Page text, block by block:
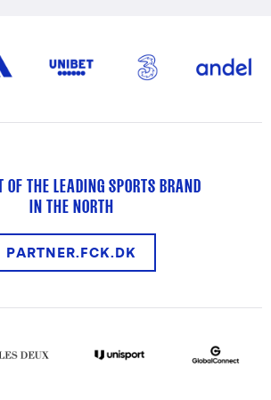
OF THE LEADING SPORTS BRAND
IN THE NORTH
PARTNER.FCK.DK